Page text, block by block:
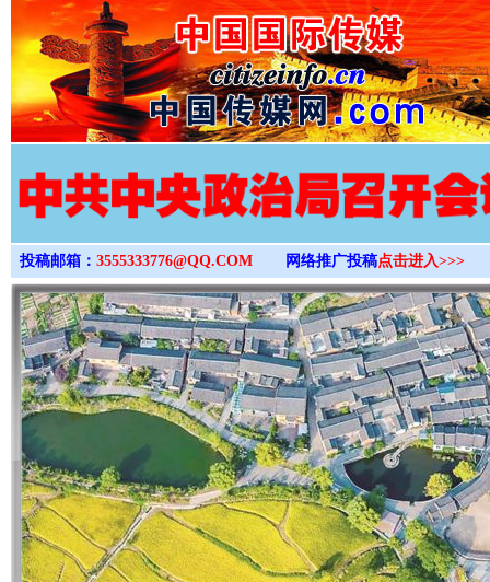
>
投稿邮箱： 3555333776@QQ.COM 网络推广投稿点击进入>>>